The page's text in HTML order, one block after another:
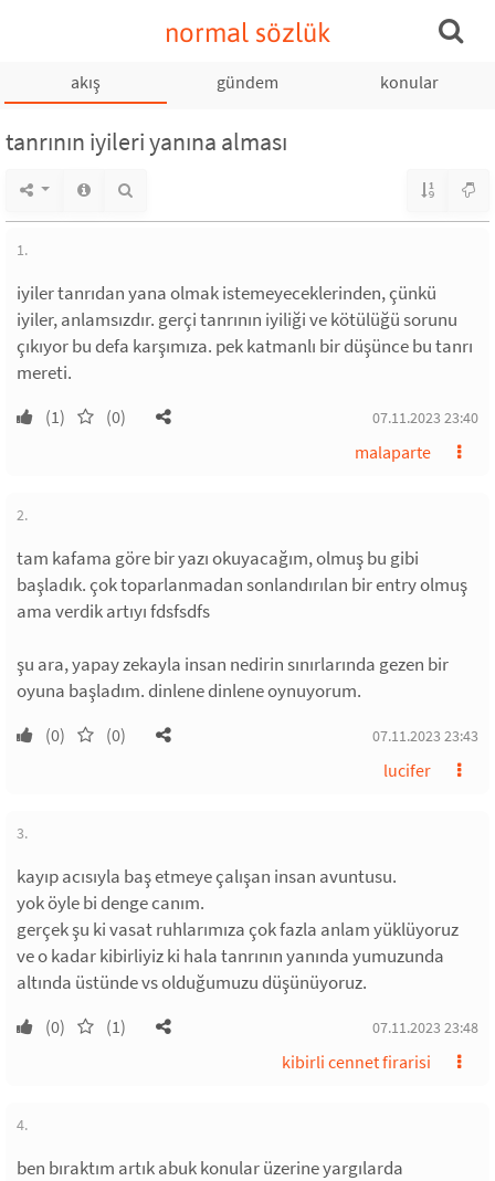
normal sözlük
akış gündem konular
tanrının iyileri yanına alması
1.
iyiler tanrıdan yana olmak istemeyeceklerinden, çünkü
iyiler, anlamsızdır. gerçi tanrının iyiliği ve kötülüğü sorunu
çıkıyor bu defa karşımıza. pek katmanlı bir düşünce bu tanrı
mereti.
(1) (0) 07.11.2023 23:40
malaparte
2.
tam kafama göre bir yazı okuyacağım, olmuş bu gibi
başladık. çok toparlanmadan sonlandırılan bir entry olmuş
ama verdik artıyı fdsfsdfs
şu ara, yapay zekayla insan nedirin sınırlarında gezen bir
oyuna başladım. dinlene dinlene oynuyorum.
(0) (0) 07.11.2023 23:43
lucifer
3.
kayıp acısıyla baş etmeye çalışan insan avuntusu.
yok öyle bi denge canım.
gerçek şu ki vasat ruhlarımıza çok fazla anlam yüklüyoruz
ve o kadar kibirliyiz ki hala tanrının yanında yumuzunda
altında üstünde vs olduğumuzu düşünüyoruz.
(0) (1) 07.11.2023 23:48
kibirli cennet firarisi
4.
ben bıraktım artık abuk konular üzerine yargılarda